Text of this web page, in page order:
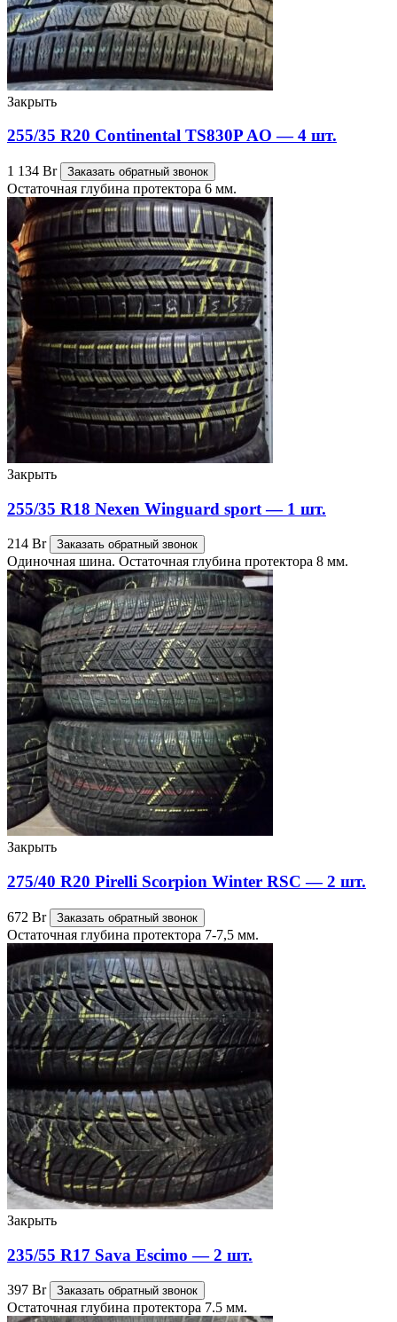
Закрыть
255/35 R20 Continental TS830P AO — 4 шт.
1 134 Br Заказать обратный звонок
Остаточная глубина протектора 6 мм.
Закрыть
255/35 R18 Nexen Winguard sport — 1 шт.
214 Br Заказать обратный звонок
Одиночная шина. Остаточная глубина протектора 8 мм.
Закрыть
275/40 R20 Pirelli Scorpion Winter RSC — 2 шт.
672 Br Заказать обратный звонок
Остаточная глубина протектора 7-7,5 мм.
Закрыть
235/55 R17 Sava Escimo — 2 шт.
397 Br Заказать обратный звонок
Остаточная глубина протектора 7.5 мм.